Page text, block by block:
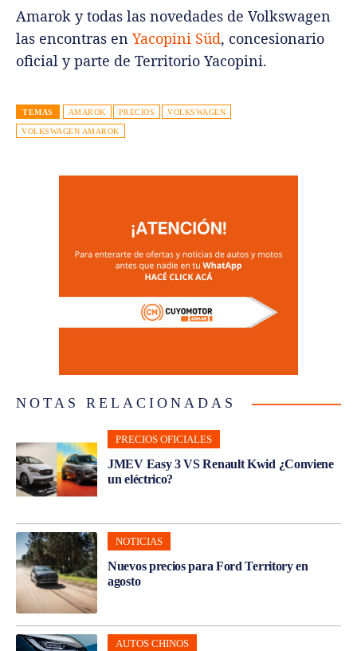
Amarok y todas las novedades de Volkswagen
las encontras en Yacopini Süd, concesionario
oficial y parte de Territorio Yacopini.
TEMAS AMAROK PRECIOS VOLKSWAGEN
VOLKSWAGEN AMAROK
NOTAS RELACIONADAS
PRECIOS OFICIALES
JMEV Easy 3 VS Renault Kwid ¿Conviene
un eléctrico?
NOTICIAS
Nuevos precios para Ford Territory en
agosto
AUTOS CHINOS